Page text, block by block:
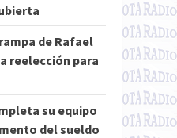
de Rafael
reelección para
su equipo
del sueldo